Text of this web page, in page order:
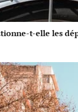
t-elle les